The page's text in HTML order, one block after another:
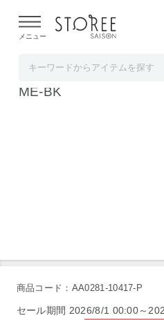
よる配送遅延が発生しておりま
メニュー
MILASIC 爪切りニッ
ME-BK
商品コード：AA0281-10417-P
セール期間 2026/8/1 00:00～